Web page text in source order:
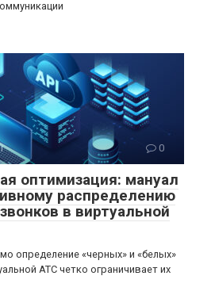
0
оптимизация: мануал
распределению
в виртуальной
определение «черных» и «белых»
АТС четко ограничивает их